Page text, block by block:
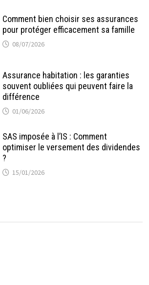
Comment bien choisir ses assurances
pour protéger efficacement sa famille
08/07/2026
Assurance habitation : les garanties
souvent oubliées qui peuvent faire la
différence
01/06/2026
SAS imposée à l’IS : Comment
optimiser le versement des dividendes
?
15/01/2026